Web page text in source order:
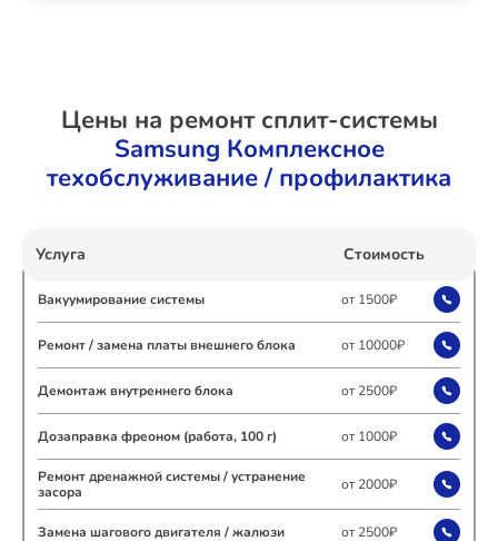
Цены на ремонт сплит-системы
Samsung Комплексное
техобслуживание / профилактика
Услуга Стоимость
Вакуумирование системы от 1500₽
Ремонт / замена платы внешнего блока от 10000₽
Демонтаж внутреннего блока от 2500₽
Дозаправка фреоном (работа, 100 г) от 1000₽
Ремонт дренажной системы / устранение
засора
от 2000₽
Замена шагового двигателя / жалюзи от 2500₽
Ремонт Морозильных камер
Ремонт ТВ-приставок